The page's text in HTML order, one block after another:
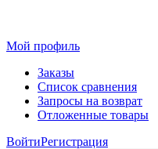
Мой профиль
Заказы
Список сравнения
Запросы на возврат
Отложенные товары
ВойтиРегистрация